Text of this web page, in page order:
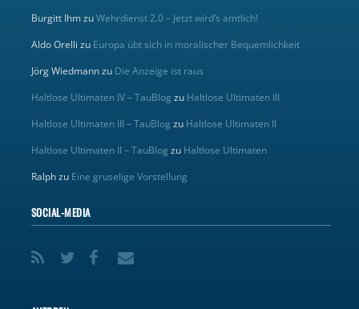
Burgitt IhmzuWehrdienst 2.0 – Jetzt wird’s amtlich!
Aldo Orelli zu Europa übt sich in moralischer Bequemlichkeit
Jörg Wiedmannzu Die Anzeige ist raus
Haltlose Ultimaten IV – TauBlog zu Haltlose Ultimaten III
Haltlose Ultimaten III – TauBlog zu Haltlose Ultimaten II
Haltlose Ultimaten II – TauBlog zu Haltlose Ultimaten
Ralphzu Eine gruselige Vorstellung
SOCIAL-MEDIA